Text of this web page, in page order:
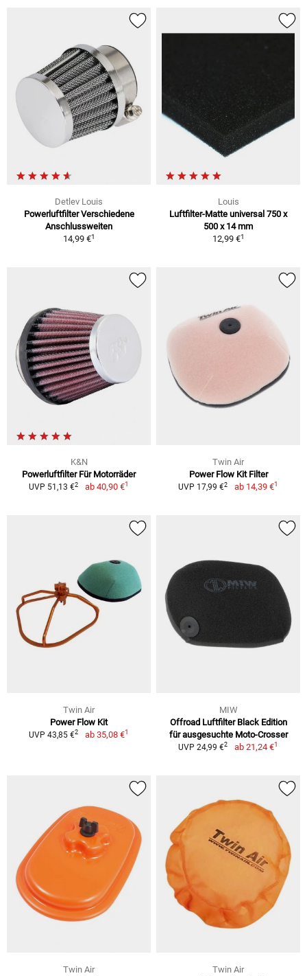
Detlev Louis
Powerluftfilter Verschiedene
Anschlussweiten
14,99 €1
Louis
Luftfilter-Matte universal 750 x
500 x 14 mm
12,99 €1
K&N
Powerluftfilter Für Motorräder
UVP 51,13 €2 ab 40,90 €1
Twin Air
Power Flow Kit Filter
UVP 17,99 €2 ab 14,39 €1
Twin Air
Power Flow Kit
UVP 43,85 €2 ab 35,08 €1
MIW
Offroad Luftfilter Black Edition
für ausgesuchte Moto-Crosser
UVP 24,99 €2 ab 21,24 €1
Twin Air
Twin Air